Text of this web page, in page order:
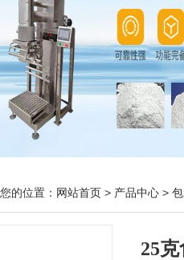
您的位置： 网站首页 > 产品中心 >
25